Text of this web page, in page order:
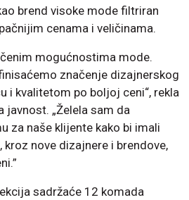
brend visoke mode filtriran
cenama i veličinama.
mogućnostima mode.
značenje dizajnerskog
i kvalitetom po boljoj ceni“, rekla
javnost. „Želela sam da
za naše klijente kako bi imali
kroz nove dizajnere i brendove,
sadržaće 12 komada